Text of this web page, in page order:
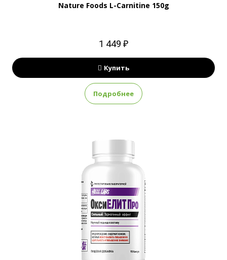
Nature Foods L-Carnitine 150g
1 449 ₽
Купить
Подробнее